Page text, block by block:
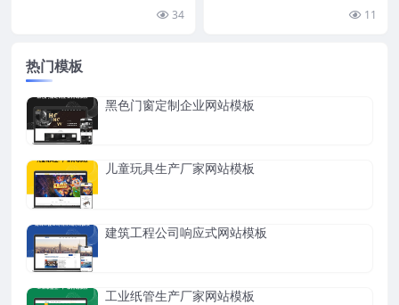
34 11
热门模板
黑色门窗定制企业网站模板
儿童玩具生产厂家网站模板
建筑工程公司响应式网站模板
工业纸管生产厂家网站模板